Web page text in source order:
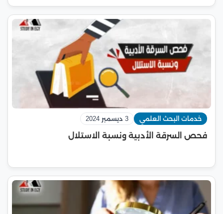
خدمات البحث العلمي 3 ديسمبر 2024
فحص السرقة الأدبية ونسبة الاستلال